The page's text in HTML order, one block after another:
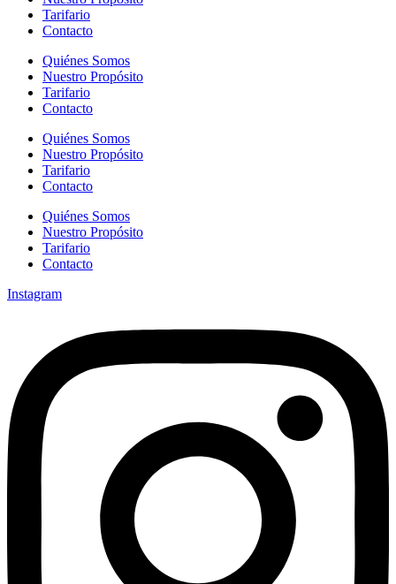
Tarifario
Contacto
Quiénes Somos
Nuestro Propósito
Tarifario
Contacto
Quiénes Somos
Nuestro Propósito
Tarifario
Contacto
Quiénes Somos
Nuestro Propósito
Tarifario
Contacto
Instagram